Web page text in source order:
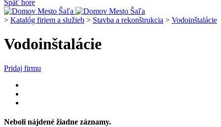
Späť hore
> Katalóg firiem a služieb > Stavba a rekonštrukcia > Vodoinštalácie
Vodoinštalácie
Pridaj firmu
Neboli nájdené žiadne záznamy.